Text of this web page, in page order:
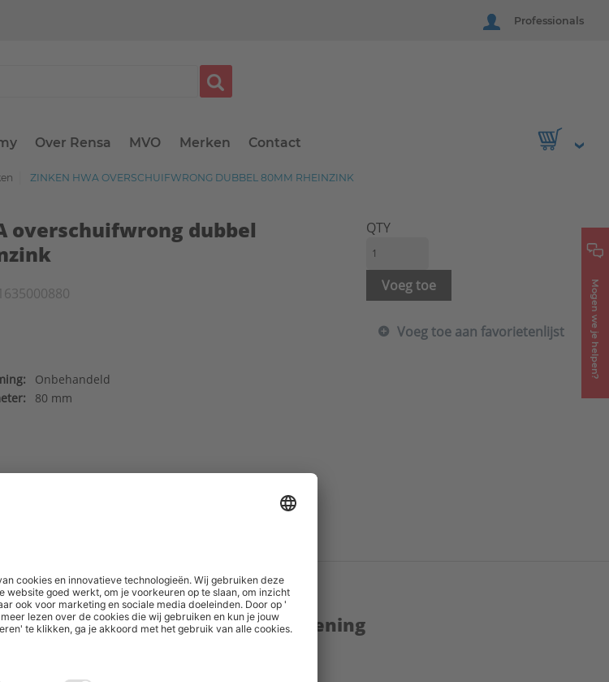
Professionals
Over Rensa MVO Merken Contact
Mogen we je helpen?
ZINKEN HWA OVERSCHUIFWRONG DUBBEL 80MM RHEINZINK
overschuifwrong dubbel
Onbehandeld
80 mm
QTY
Voeg toe
Voeg toe aan favorietenlijst
producten en onze dienstverlening